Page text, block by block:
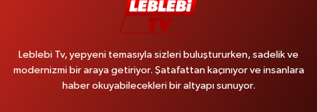
Leblebi Tv, yepyeni temasıyla sizleri buluştururken, sadelik ve
modernizmi bir araya getiriyor. Şatafattan kaçınıyor ve insanlara
haber okuyabilecekleri bir altyapı sunuyor.